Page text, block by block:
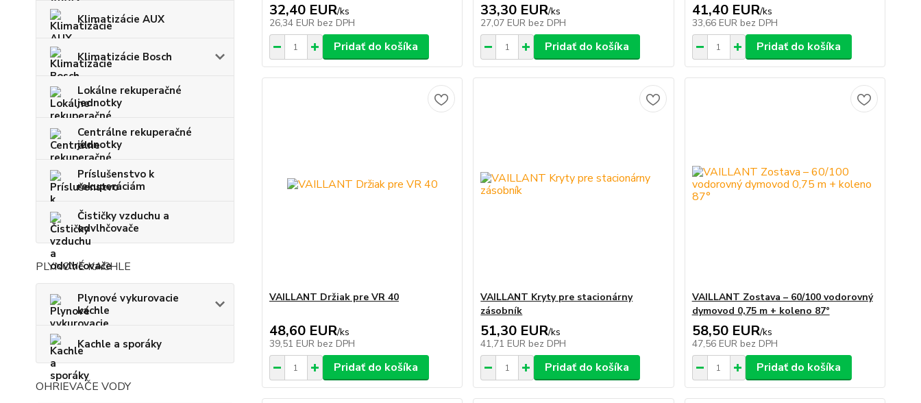
Klimatizácie AUX
Klimatizácie Bosch
Lokálne rekuperačné
jednotky
Centrálne rekuperačné
jednotky
Príslušenstvo k
rekuperáciám
Čističky vzduchu a
odvlhčovače
PLYNOVÉ KACHLE
Plynové vykurovacie
kachle
Kachle a sporáky
OHRIEVAČE VODY
32,40 EUR/ks
26,34 EUR bez DPH
Pridať do košíka
33,30 EUR/ks
27,07 EUR bez DPH
Pridať do košíka
41,40 EUR/ks
33,66 EUR bez DPH
Pridať do košíka
VAILLANT Držiak pre VR 40
48,60 EUR/ks
39,51 EUR bez DPH
Pridať do košíka
VAILLANT Kryty pre stacionárny
zásobník
51,30 EUR/ks
41,71 EUR bez DPH
Pridať do košíka
VAILLANT Zostava – 60/100 vodorovný
dymovod 0,75 m + koleno 87°
58,50 EUR/ks
47,56 EUR bez DPH
Pridať do košíka